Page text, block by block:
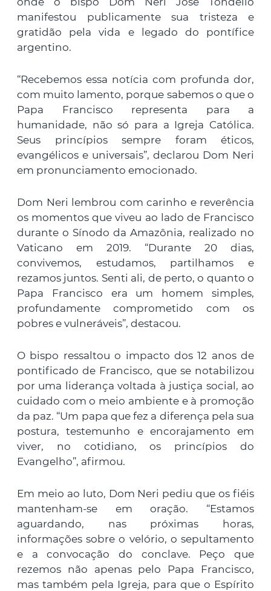
manifestou publicamente sua tristeza e
gratidão pela vida e legado do pontífice
argentino.
“Recebemos essa notícia com profunda dor,
com muito lamento, porque sabemos o que o
Papa Francisco representa para a
humanidade, não só para a Igreja Católica.
Seus princípios sempre foram éticos,
evangélicos e universais”, declarou Dom Neri
em pronunciamento emocionado.
Dom Neri lembrou com carinho e reverência
os momentos que viveu ao lado de Francisco
durante o Sínodo da Amazônia, realizado no
Vaticano em 2019. “Durante 20 dias,
convivemos, estudamos, partilhamos e
rezamos juntos. Senti ali, de perto, o quanto o
Papa Francisco era um homem simples,
profundamente comprometido com os
pobres e vulneráveis”, destacou.
O bispo ressaltou o impacto dos 12 anos de
pontificado de Francisco, que se notabilizou
por uma liderança voltada à justiça social, ao
cuidado com o meio ambiente e à promoção
da paz. “Um papa que fez a diferença pela sua
postura, testemunho e encorajamento em
viver, no cotidiano, os princípios do
Evangelho”, afirmou.
Em meio ao luto, Dom Neri pediu que os fiéis
mantenham-se em oração. “Estamos
aguardando, nas próximas horas,
informações sobre o velório, o sepultamento
e a convocação do conclave. Peço que
rezemos não apenas pelo Papa Francisco,
mas também pela Igreja, para que o Espírito